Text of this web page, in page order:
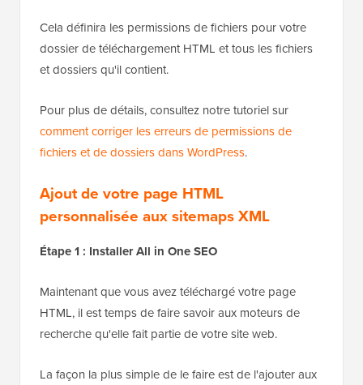
Cela définira les permissions de fichiers pour votre
dossier de téléchargement HTML et tous les fichiers
et dossiers qu'il contient.
Pour plus de détails, consultez notre tutoriel sur
comment corriger les erreurs de permissions de
fichiers et de dossiers dans WordPress.
Ajout de votre page HTML
personnalisée aux sitemaps XML
Étape 1 : Installer All in One SEO
Maintenant que vous avez téléchargé votre page
HTML, il est temps de faire savoir aux moteurs de
recherche qu'elle fait partie de votre site web.
La façon la plus simple de le faire est de l'ajouter aux